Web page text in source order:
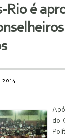
Rio é
2014
do